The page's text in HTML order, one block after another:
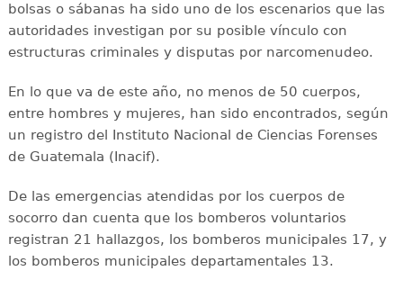
bolsas o sábanas ha sido uno de los escenarios que las
autoridades investigan por su posible vínculo con
estructuras criminales y disputas por narcomenudeo.
En lo que va de este año, no menos de 50 cuerpos,
entre hombres y mujeres, han sido encontrados, según
un registro del Instituto Nacional de Ciencias Forenses
de Guatemala (Inacif).
De las emergencias atendidas por los cuerpos de
socorro dan cuenta que los bomberos voluntarios
registran 21 hallazgos, los bomberos municipales 17, y
los bomberos municipales departamentales 13.